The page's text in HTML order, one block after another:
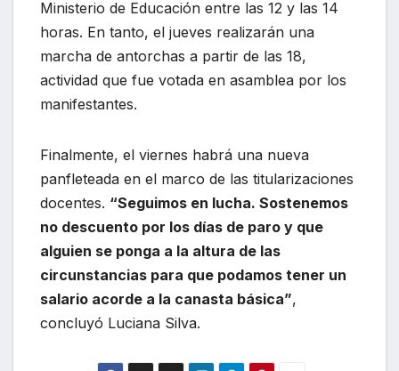
Ministerio de Educación entre las 12 y las 14
horas. En tanto, el jueves realizarán una
marcha de antorchas a partir de las 18,
actividad que fue votada en asamblea por los
manifestantes.
Finalmente, el viernes habrá una nueva
panfleteada en el marco de las titularizaciones
docentes. “Seguimos en lucha. Sostenemos
no descuento por los días de paro y que
alguien se ponga a la altura de las
circunstancias para que podamos tener un
salario acorde a la canasta básica”,
concluyó Luciana Silva.